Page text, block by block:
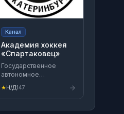
Канал
Академия хоккея
«Спартаковец»
Государственное
автономное
учреждение
дополнительного
образования
Свердловской области
★Н/Д147